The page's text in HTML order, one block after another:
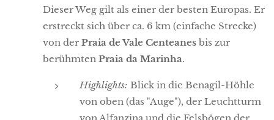
Dieser Weg gilt als einer der besten Europas. Er
erstreckt sich über ca. 6 km (einfache Strecke)
von der Praia de Vale Centeanes bis zur
berühmten Praia da Marinha.
Highlights: Blick in die Benagil-Höhle
von oben (das "Auge"), der Leuchtturm